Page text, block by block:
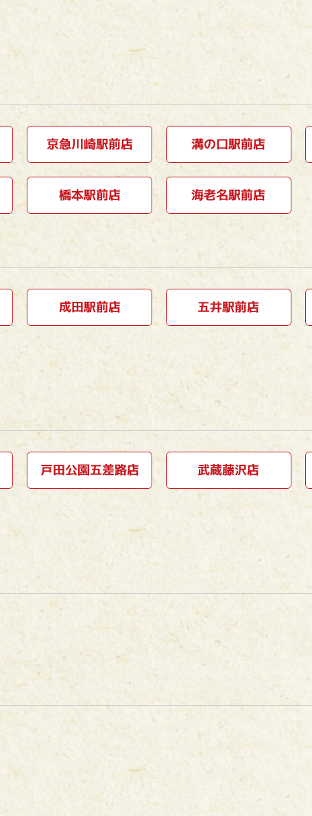
京急川崎駅前店 溝の口駅前店
橋本駅前店 海老名駅前店
成田駅前店 五井駅前店
戸田公園五差路店 武蔵藤沢店